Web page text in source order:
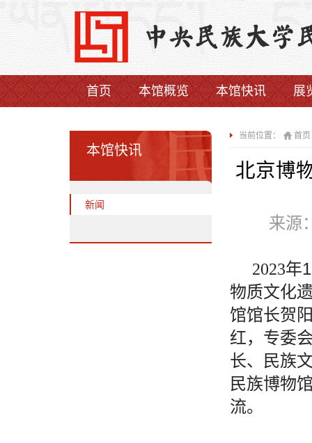
首页 本馆概览 本馆快讯 展
本馆快讯
新闻
当前位置： 首页
北京博
来源
2023年
物质文化
馆馆长贺
红，专委
长、民族
民族博物
流。